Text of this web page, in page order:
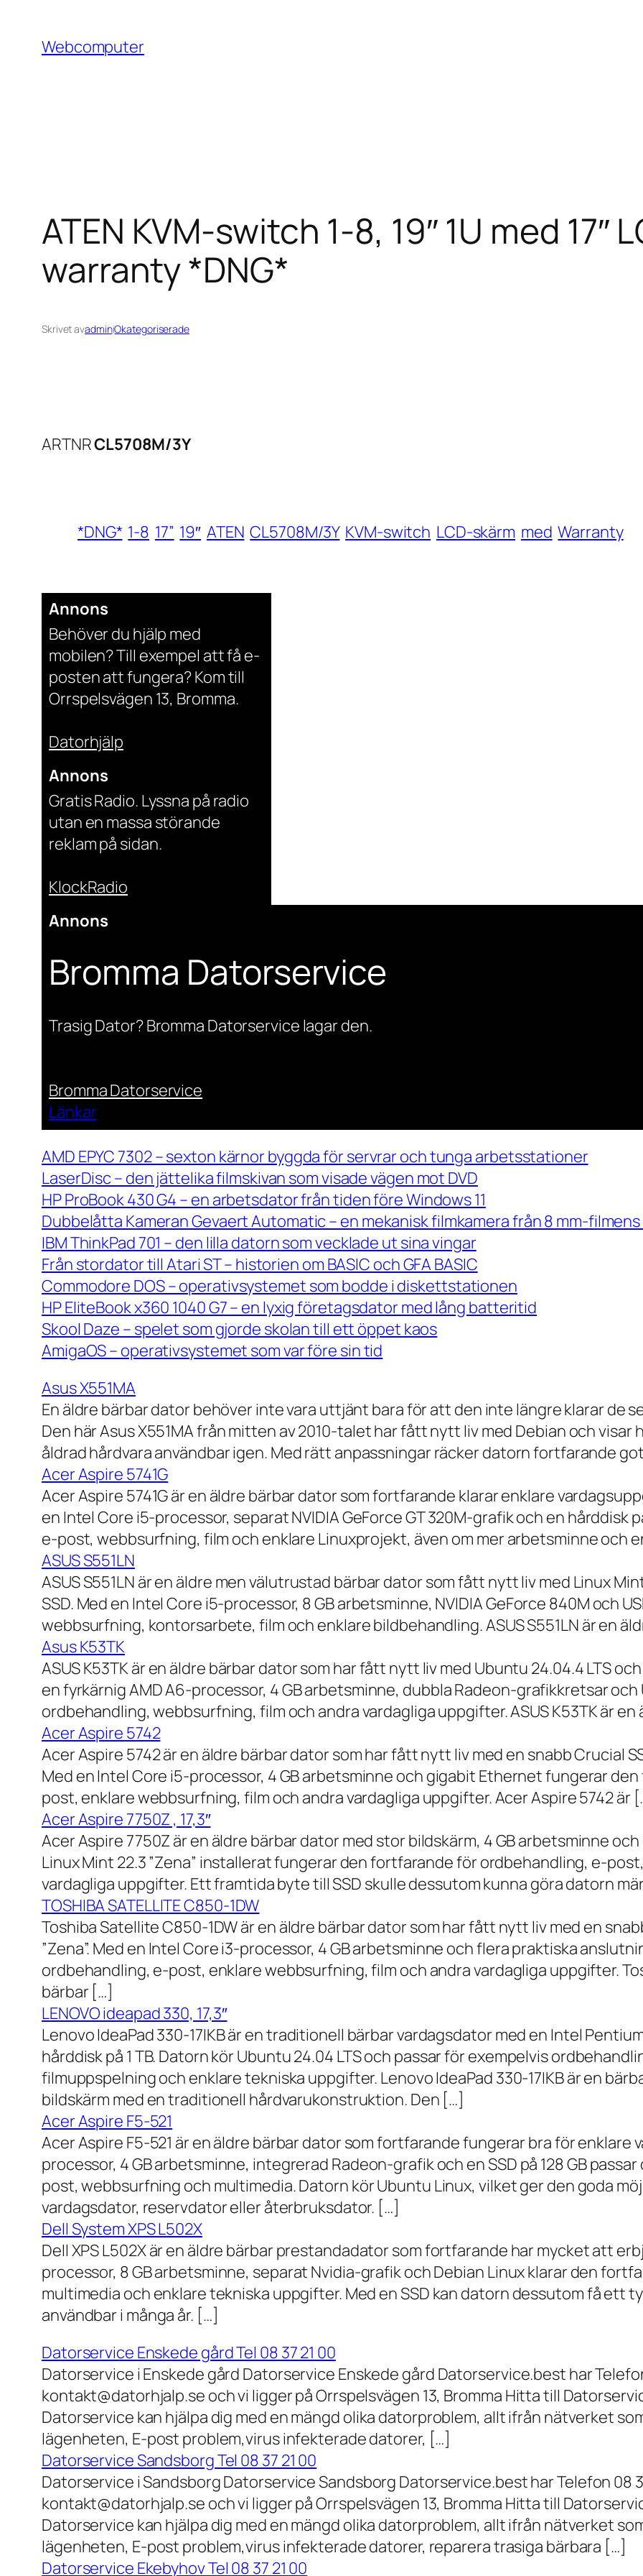
innehåll
Webcomputer
ATEN KVM-switch 1-8, 19″ 1U med 17″
warranty *DNG*
Skrivet avadminiOkategoriserade
ARTNRCL5708M/3Y
*DNG* 1-8 17” 19″ ATEN CL5708M/3Y KVM-switch LCD-skärm med Warranty
Annons
Behöver du hjälp med
mobilen? Till exempel att få e-
posten att fungera? Kom till
Orrspelsvägen 13, Bromma.
Datorhjälp
Annons
Gratis Radio. Lyssna på radio
utan en massa störande
reklam på sidan.
KlockRadio
Annons
Bromma Datorservice
Trasig Dator? Bromma Datorservice lagar den.
Bromma Datorservice
Länkar
AMD EPYC 7302 – sexton kärnor byggda för servrar och tunga arbetsstationer
LaserDisc – den jättelika filmskivan som visade vägen mot DVD
HP ProBook 430 G4 – en arbetsdator från tiden före Windows 11
Dubbelåtta Kameran Gevaert Automatic – en mekanisk filmkamera från 8 mm-
IBM ThinkPad 701 – den lilla datorn som vecklade ut sina vingar
Från stordator till Atari ST – historien om BASIC och GFA BASIC
Commodore DOS – operativsystemet som bodde i diskettstationen
HP EliteBook x360 1040 G7 – en lyxig företagsdator med lång batteritid
Skool Daze – spelet som gjorde skolan till ett öppet kaos
AmigaOS – operativsystemet som var före sin tid
Asus X551MA
En äldre bärbar dator behöver inte vara uttjänt bara för att den inte längre klarar de
Den här Asus X551MA från mitten av 2010-talet har fått nytt liv med Debian och visar
åldrad hårdvara användbar igen. Med rätt anpassningar räcker datorn fortfarande
Acer Aspire 5741G
Acer Aspire 5741G är en äldre bärbar dator som fortfarande klarar enklare
en Intel Core i5-processor, separat NVIDIA GeForce GT 320M-grafik och en hårddisk
e-post, webbsurfning, film och enklare Linuxprojekt, även om mer arbetsminne och
ASUS S551LN
ASUS S551LN är en äldre men välutrustad bärbar dator som fått nytt liv med Linux
SSD. Med en Intel Core i5-processor, 8 GB arbetsminne, NVIDIA GeForce 840M och
webbsurfning, kontorsarbete, film och enklare bildbehandling. ASUS S551LN är en
Asus K53TK
ASUS K53TK är en äldre bärbar dator som har fått nytt liv med Ubuntu 24.04.4 LTS
en fyrkärnig AMD A6-processor, 4 GB arbetsminne, dubbla Radeon-grafikkretsar
ordbehandling, webbsurfning, film och andra vardagliga uppgifter. ASUS K53TK är
Acer Aspire 5742
Acer Aspire 5742 är en äldre bärbar dator som har fått nytt liv med en snabb Crucial
Med en Intel Core i5-processor, 4 GB arbetsminne och gigabit Ethernet fungerar
post, enklare webbsurfning, film och andra vardagliga uppgifter. Acer Aspire 5742 är
Acer Aspire 7750Z , 17,3″
Acer Aspire 7750Z är en äldre bärbar dator med stor bildskärm, 4 GB arbetsminne
Linux Mint 22.3 ”Zena” installerat fungerar den fortfarande för ordbehandling, e-
vardagliga uppgifter. Ett framtida byte till SSD skulle dessutom kunna göra datorn
TOSHIBA SATELLITE C850-1DW
Toshiba Satellite C850-1DW är en äldre bärbar dator som har fått nytt liv med en
”Zena”. Med en Intel Core i3-processor, 4 GB arbetsminne och flera praktiska
ordbehandling, e-post, enklare webbsurfning, film och andra vardagliga uppgifter.
bärbar […]
LENOVO ideapad 330, 17,3″
Lenovo IdeaPad 330-17IKB är en traditionell bärbar vardagsdator med en Intel
hårddisk på 1 TB. Datorn kör Ubuntu 24.04 LTS och passar för exempelvis
filmuppspelning och enklare tekniska uppgifter. Lenovo IdeaPad 330-17IKB är en
bildskärm med en traditionell hårdvarukonstruktion. Den […]
Acer Aspire F5-521
Acer Aspire F5-521 är en äldre bärbar dator som fortfarande fungerar bra för enklare
processor, 4 GB arbetsminne, integrerad Radeon-grafik och en SSD på 128 GB
post, webbsurfning och multimedia. Datorn kör Ubuntu Linux, vilket ger den goda
vardagsdator, reservdator eller återbruksdator. […]
Dell System XPS L502X
Dell XPS L502X är en äldre bärbar prestandadator som fortfarande har mycket att
processor, 8 GB arbetsminne, separat Nvidia-grafik och Debian Linux klarar den
multimedia och enklare tekniska uppgifter. Med en SSD kan datorn dessutom få
användbar i många år. […]
Datorservice Enskede gård Tel 08 37 21 00
Datorservice i Enskede gård Datorservice Enskede gård Datorservice.best har
kontakt@datorhjalp.se och vi ligger på Orrspelsvägen 13, Bromma Hitta till
Datorservice kan hjälpa dig med en mängd olika datorproblem, allt ifrån nätverket
lägenheten, E-post problem,virus infekterade datorer, […]
Datorservice Sandsborg Tel 08 37 21 00
Datorservice i Sandsborg Datorservice Sandsborg Datorservice.best har Telefon 08
kontakt@datorhjalp.se och vi ligger på Orrspelsvägen 13, Bromma Hitta till
Datorservice kan hjälpa dig med en mängd olika datorproblem, allt ifrån nätverket
lägenheten, E-post problem,virus infekterade datorer, reparera trasiga bärbara […]
Datorservice Ekebyhov Tel 08 37 21 00